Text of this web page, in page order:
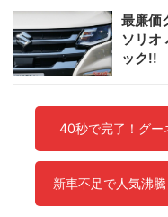
最廉価
ソリオ
ック!!
40秒で完了！グ
新車不足で人気沸